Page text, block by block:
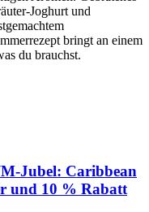
Joghurt und
bringt an einem
du brauchst.
Jubel: Caribbean
und 10 % Rabatt